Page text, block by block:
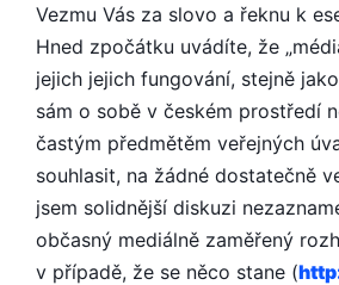
Vezmu Vás za slovo a řeknu k
Hned zpočátku uvádíte, že
jejich jejich fungování, stejně
sám o sobě v českém prostředí
častým předmětěm veřejných
souhlasit, na žádné dostatečně
jsem solidnější diskuzi
občasný mediálně zaměřený
v případě, že se něco stane (